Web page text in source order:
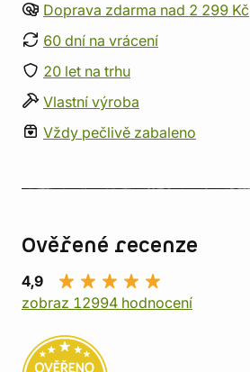
Doprava zdarma nad 2 299 Kč
60 dní na vrácení
20 let na trhu
Vlastní výroba
Vždy pečlivě zabaleno
Ověřené recenze
4,9
zobraz 12994 hodnocení